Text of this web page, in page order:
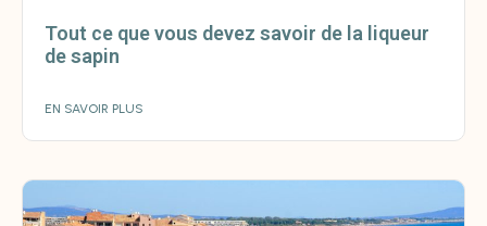
Tout ce que vous devez savoir de la liqueur
de sapin
EN SAVOIR PLUS